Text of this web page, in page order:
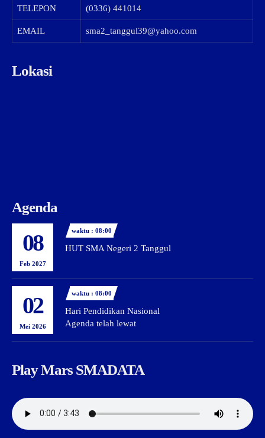
TELEPON (0336) 441014
EMAIL sma2_tanggul39@yahoo.com
Lokasi
Agenda
08
Feb 2027
waktu : 08:00
HUT SMA Negeri 2 Tanggul
02
Mei 2026
waktu : 08:00
Hari Pendidikan Nasional
Agenda telah lewat
Play Mars SMADATA